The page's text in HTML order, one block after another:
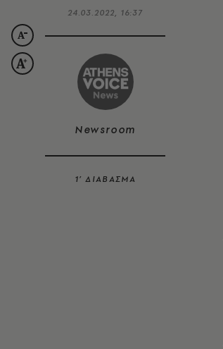
24.03.2022, 16:37
Newsroom
1’ ΔΙΑΒΑΣΜΑ